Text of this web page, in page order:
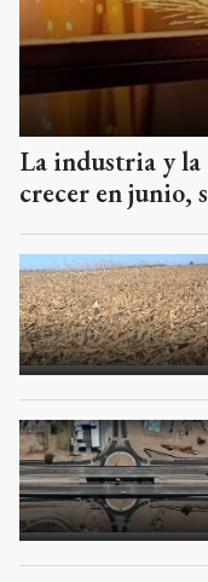
La industria y
crecer en junio,